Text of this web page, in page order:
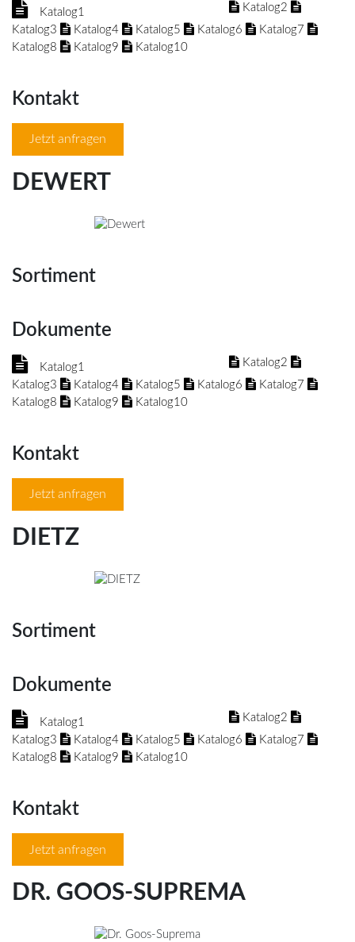
Katalog1
Katalog2
Katalog3
Katalog4 Katalog5 Katalog6
Katalog7
Katalog8
Katalog9 Katalog10
Kontakt
Jetzt anfragen
DEWERT
Sortiment
Dokumente
Katalog1
Katalog2
Katalog3
Katalog4 Katalog5 Katalog6
Katalog7
Katalog8
Katalog9 Katalog10
Kontakt
Jetzt anfragen
DIETZ
Sortiment
Dokumente
Katalog1
Katalog2
Katalog3
Katalog4 Katalog5 Katalog6
Katalog7
Katalog8
Katalog9 Katalog10
Kontakt
Jetzt anfragen
DR. GOOS-SUPREMA